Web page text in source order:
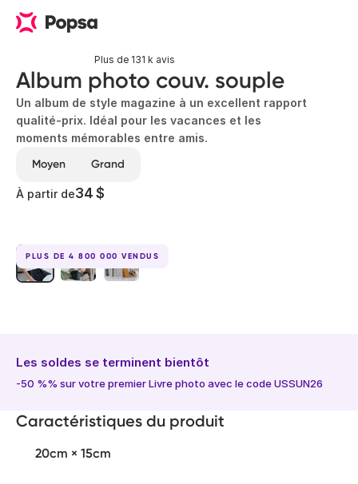
Plus de 131 k avis
Album photo couv. souple
Un album de style magazine à un excellent rapport
qualité-prix. Idéal pour les vacances et les
moments mémorables entre amis.
Moyen
Grand
À partir de34 $
PLUS DE 4 800 000 VENDUS
Les soldes se terminent bientôt
-50 %% sur votre premier Livre photo avec le code USSUN26
Caractéristiques du produit
20cm × 15cm